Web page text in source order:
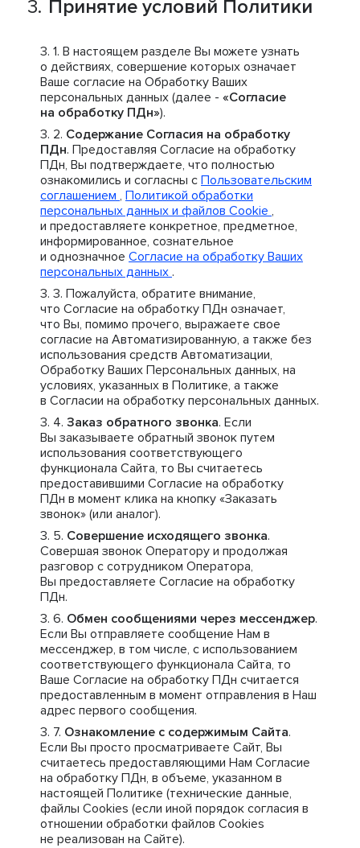
Принятие условий Политики
В настоящем разделе Вы можете узнать
о действиях, совершение которых означает
Ваше согласие на Обработку Ваших
персональных данных (далее - «Согласие
на обработку ПДн»).
Содержание Согласия на обработку
ПДн. Предоставляя Согласие на обработку
ПДн, Вы подтверждаете, что полностью
ознакомились и согласны с Пользовательским
соглашением , Политикой обработки
персональных данных и файлов Cookie ,
и предоставляете конкретное, предметное,
информированное, сознательное
и однозначное Согласие на обработку Ваших
персональных данных .
Пожалуйста, обратите внимание,
что Согласие на обработку ПДн означает,
что Вы, помимо прочего, выражаете свое
согласие на Автоматизированную, а также без
использования средств Автоматизации,
Обработку Ваших Персональных данных, на
условиях, указанных в Политике, а также
в Согласии на обработку персональных данных.
Заказ обратного звонка. Если
Вы заказываете обратный звонок путем
использования соответствующего
функционала Сайта, то Вы считаетесь
предоставившими Согласие на обработку
ПДн в момент клика на кнопку «Заказать
звонок» (или аналог).
Совершение исходящего звонка.
Совершая звонок Оператору и продолжая
разговор с сотрудником Оператора,
Вы предоставляете Согласие на обработку
ПДн.
Обмен сообщениями через мессенджер.
Если Вы отправляете сообщение Нам в
мессенджер, в том числе, с использованием
соответствующего функционала Сайта, то
Ваше Согласие на обработку ПДн считается
предоставленным в момент отправления в Наш
адрес первого сообщения.
Ознакомление с содержимым Сайта.
Если Вы просто просматриваете Сайт, Вы
считаетесь предоставляющими Нам Согласие
на обработку ПДн, в объеме, указанном в
настоящей Политике (технические данные,
файлы Cookies (если иной порядок согласия в
отношении обработки файлов Cookies
не реализован на Сайте).